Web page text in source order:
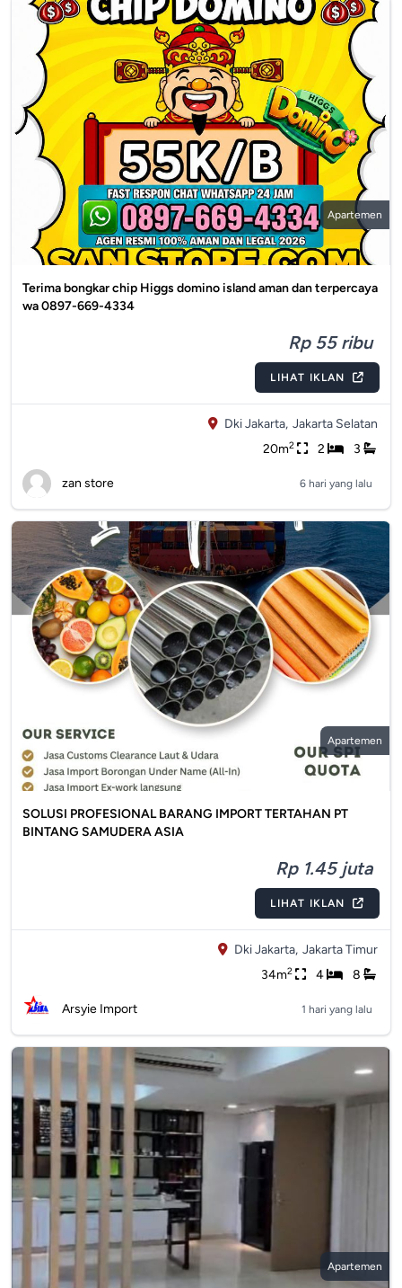
Apartemen
Terima bongkar chip Higgs domino island aman dan terpercaya
wa 0897-669-4334
Rp 55 ribu
LIHAT IKLAN
Dki Jakarta, Jakarta Selatan
20m2 2 3
zan store 6 hari yang lalu
Apartemen
SOLUSI PROFESIONAL BARANG IMPORT TERTAHAN PT
BINTANG SAMUDERA ASIA
Rp 1.45 juta
LIHAT IKLAN
Dki Jakarta, Jakarta Timur
34m2 4 8
Arsyie Import 1 hari yang lalu
Apartemen